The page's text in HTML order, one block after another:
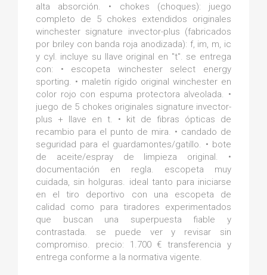
alta absorción. • chokes (choques): juego
completo de 5 chokes extendidos originales
winchester signature invector-plus (fabricados
por briley con banda roja anodizada): f, im, m, ic
y cyl. incluye su llave original en "t". se entrega
con: • escopeta winchester select energy
sporting. • maletín rígido original winchester en
color rojo con espuma protectora alveolada. •
juego de 5 chokes originales signature invector-
plus + llave en t. • kit de fibras ópticas de
recambio para el punto de mira. • candado de
seguridad para el guardamontes/gatillo. • bote
de aceite/espray de limpieza original. •
documentación en regla. escopeta muy
cuidada, sin holguras. ideal tanto para iniciarse
en el tiro deportivo con una escopeta de
calidad como para tiradores experimentados
que buscan una superpuesta fiable y
contrastada. se puede ver y revisar sin
compromiso. precio: 1.700 € transferencia y
entrega conforme a la normativa vigente.